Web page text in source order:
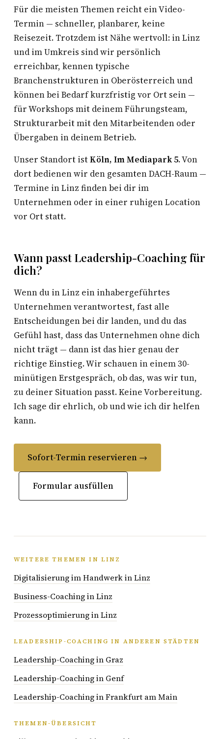
Für die meisten Themen reicht ein Video-
Termin — schneller, planbarer, keine
Reisezeit. Trotzdem ist Nähe wertvoll: in Linz
und im Umkreis sind wir persönlich
erreichbar, kennen typische
Branchenstrukturen in Oberösterreich und
können bei Bedarf kurzfristig vor Ort sein —
für Workshops mit deinem Führungsteam,
Strukturarbeit mit den Mitarbeitenden oder
Übergaben in deinem Betrieb.
Unser Standort istKöln, Im Mediapark 5. Von
dort bedienen wir den gesamten DACH-Raum —
Termine in Linz finden bei dir im
Unternehmen oder in einer ruhigen Location
vor Ort statt.
Wann passt Leadership-Coaching für
dich?
Wenn du in Linz ein inhabergeführtes
Unternehmen verantwortest, fast alle
Entscheidungen bei dir landen, und du das
Gefühl hast, dass das Unternehmen ohne dich
nicht trägt — dann ist das hier genau der
richtige Einstieg. Wir schauen in einem 30-
minütigen Erstgespräch, ob das, was wir tun,
zu deiner Situation passt. Keine Vorbereitung.
Ich sage dir ehrlich, ob und wie ich dir helfen
kann.
Sofort-Termin reservieren →
Formular ausfüllen
WEITERE THEMEN IN LINZ
Digitalisierung im Handwerk in Linz
Business-Coaching in Linz
Prozessoptimierung in Linz
LEADERSHIP-COACHING IN ANDEREN STÄDTEN
Leadership-Coaching in Graz
Leadership-Coaching in Genf
Leadership-Coaching in Frankfurt am Main
THEMEN-ÜBERSICHT